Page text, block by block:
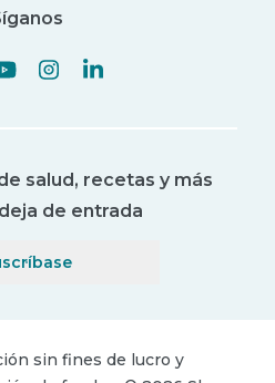
salud, recetas y más
de entrada
sin fines de lucro y